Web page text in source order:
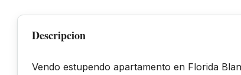
Descripcion
Vendo estupendo apartamento en Florida